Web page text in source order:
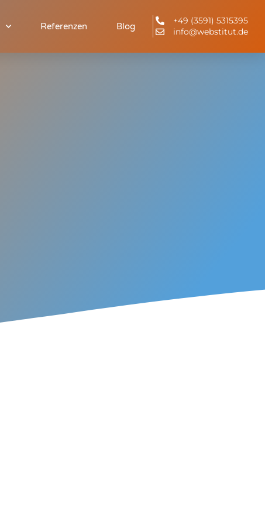
Referenzen Blog
+49 (3591) 5315395
info@webstitut.de